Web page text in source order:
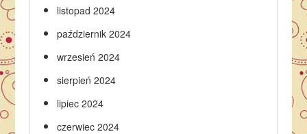
listopad 2024
październik 2024
wrzesień 2024
sierpień 2024
lipiec 2024
czerwiec 2024